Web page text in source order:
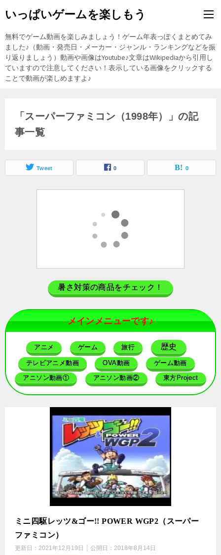
いっぱいゲームを楽しもう
無料でゲーム動画を楽しみましょう！ゲーム年表っぽくまとめてみ
ました♪（動画・発売日・メーカー・ジャンル・ランキングなどを振
り返りましょう）動画や画像はYoutube♪文章はWikipediaから引用し
ていますので注意してください！表示している画像をクリックする
ことで動画が楽しめますよ♪
「スーパーファミコン（1998年）」の記
事一覧
Tweet 0 0
暑さ対策の商品をチェック！
メインメニューです♪
アニメ ゲーム 旅行 歴史
テレビアニメ動画 OVA動画 ゲーム動画
アニソン動画① アニソン動画② 東方Project
ミニ四駆レッツ&ゴー!! POWER WGP2（スーパー
ファミコン）
更新日： 2021年12月19日 公開日： 2018年8月14日